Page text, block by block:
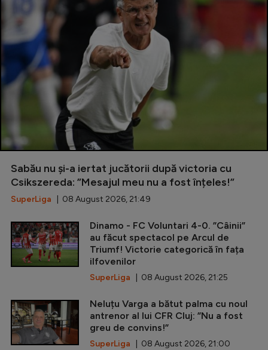
Sabău nu și-a iertat jucătorii după victoria cu
Csikszereda: ”Mesajul meu nu a fost înțeles!”
SuperLiga | 08 August 2026, 21:49
Dinamo - FC Voluntari 4-0. ”Câinii”
au făcut spectacol pe Arcul de
Triumf! Victorie categorică în fața
ilfovenilor
SuperLiga | 08 August 2026, 21:25
Neluțu Varga a bătut palma cu noul
antrenor al lui CFR Cluj: ”Nu a fost
greu de convins!”
SuperLiga | 08 August 2026, 21:00